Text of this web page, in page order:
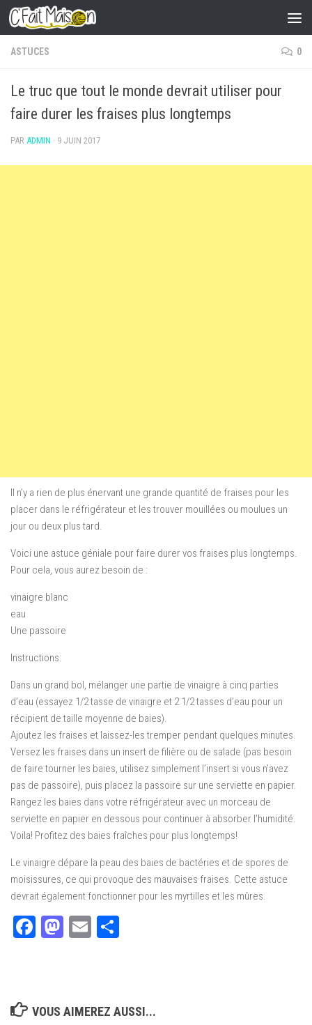
Skip to content
ASTUCES 0
Le truc que tout le monde devrait utiliser pour
faire durer les fraises plus longtemps
PAR ADMIN · 9 JUIN 2017
Il n’y a rien de plus énervant une grande quantité de fraises pour les
placer dans le réfrigérateur et les trouver mouillées ou moulues un
jour ou deux plus tard.
Voici une astuce géniale pour faire durer vos fraises plus longtemps.
Pour cela, vous aurez besoin de :
vinaigre blanc
eau
Une passoire
Instructions:
Dans un grand bol, mélanger une partie de vinaigre à cinq parties
d’eau (essayez 1/2 tasse de vinaigre et 2 1/2 tasses d’eau pour un
récipient de taille moyenne de baies).
Ajoutez les fraises et laissez-les tremper pendant quelques minutes.
Versez les fraises dans un insert de filière ou de salade (pas besoin
de faire tourner les baies, utilisez simplement l’insert si vous n’avez
pas de passoire), puis placez la passoire sur une serviette en papier.
Rangez les baies dans votre réfrigérateur avec un morceau de
serviette en papier en dessous pour continuer à absorber l’humidité.
Voila! Profitez des baies fraîches pour plus longtemps!
Le vinaigre dépare la peau des baies de bactéries et de spores de
moisissures, ce qui provoque des mauvaises fraises. Cette astuce
devrait également fonctionner pour les myrtilles et les mûres.
Facebook
Mastodon
Email
VOUS AIMEREZ AUSSI...